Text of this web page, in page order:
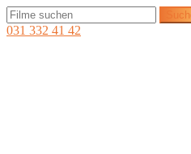
031 332 41 42